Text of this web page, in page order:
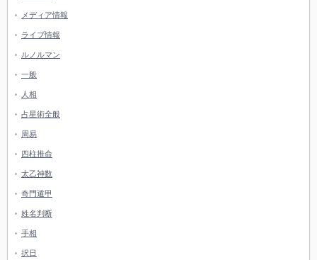
メディア情報
ライブ情報
ルノルマン
一般
人相
占星術全般
周易
四柱推命
太乙神数
奇門遁甲
姓名判断
手相
択日